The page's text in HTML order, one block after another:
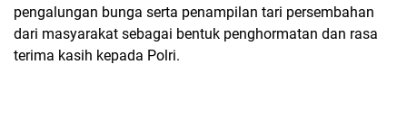
pengalungan bunga serta penampilan tari persembahan
dari masyarakat sebagai bentuk penghormatan dan rasa
terima kasih kepada Polri.